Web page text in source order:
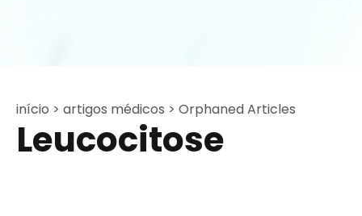
início > artigos médicos > Orphaned Articles
Leucocitose